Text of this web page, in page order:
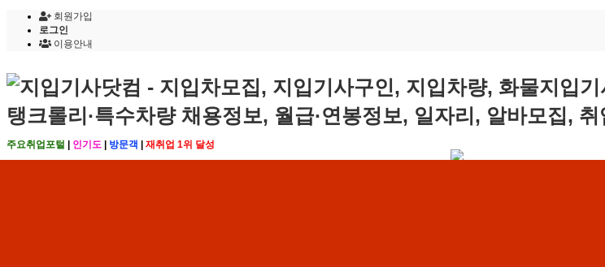
회원가입
로그인
이용안내
주요취업포털 인기도 방문객 재취업 1위 달성